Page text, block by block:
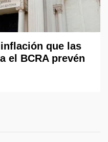
que las
el BCRA prevén